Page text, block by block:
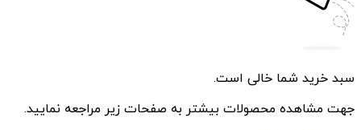
سبد خرید شما خالی است.
جهت مشاهده محصولات بیشتر به صفحات زیر مراجعه نمایید.